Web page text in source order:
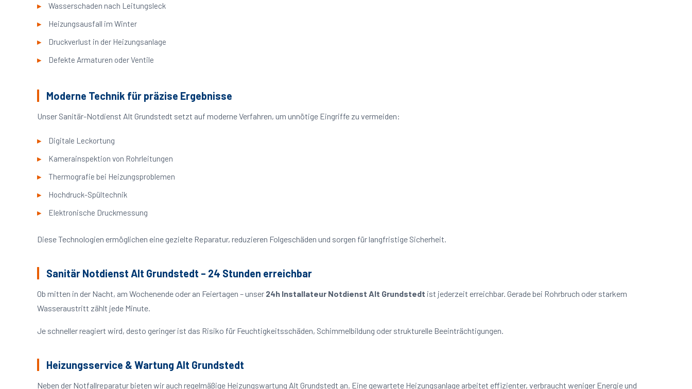
Wasserschaden nach Leitungsleck
Heizungsausfall im Winter
Druckverlust in der Heizungsanlage
Defekte Armaturen oder Ventile
Moderne Technik für präzise Ergebnisse
Unser Sanitär-Notdienst Alt Grundstedt setzt auf moderne Verfahren, um unnötige Eingriffe zu vermeiden:
Digitale Leckortung
Kamerainspektion von Rohrleitungen
Thermografie bei Heizungsproblemen
Hochdruck-Spültechnik
Elektronische Druckmessung
Diese Technologien ermöglichen eine gezielte Reparatur, reduzieren Folgeschäden und sorgen für langfristige Sicherheit.
Sanitär Notdienst Alt Grundstedt – 24 Stunden erreichbar
Ob mitten in der Nacht, am Wochenende oder an Feiertagen – unser 24h Installateur Notdienst Alt Grundstedt ist jederzeit erreichbar. Gerade bei Rohrbruch oder starkem
Wasseraustritt zählt jede Minute.
Je schneller reagiert wird, desto geringer ist das Risiko für Feuchtigkeitsschäden, Schimmelbildung oder strukturelle Beeinträchtigungen.
Heizungsservice & Wartung Alt Grundstedt
Neben der Notfallreparatur bieten wir auch regelmäßige Heizungswartung Alt Grundstedt an. Eine gewartete Heizungsanlage arbeitet effizienter, verbraucht weniger Energie und